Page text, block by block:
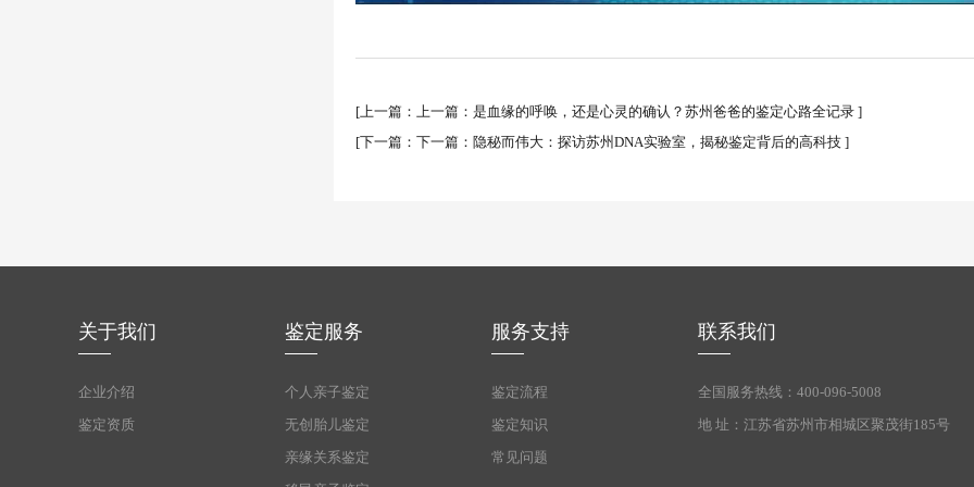
[上一篇： 上一篇： 是血缘的呼唤，还是心灵的确认？苏州爸爸的鉴定心路全记录 ]
[下一篇： 下一篇： 隐秘而伟大：探访苏州DNA实验室，揭秘鉴定背后的高科技 ]
关于我们
企业介绍
鉴定资质
鉴定服务
个人亲子鉴定
无创胎儿鉴定
亲缘关系鉴定
服务支持
鉴定流程
鉴定知识
常见问题
联系我们
全国服务热线：400-096-5008
地 址：江苏省苏州市相城区聚茂街185号